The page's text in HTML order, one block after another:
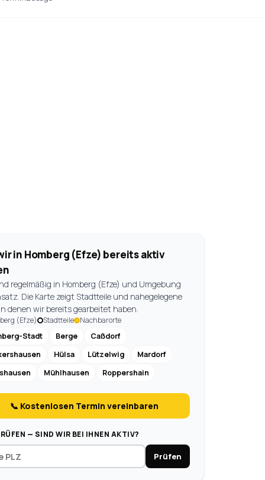
in Homberg (Efze) bereits aktiv
regelmäßig in Homberg (Efze) und Umgebung
Die Karte zeigt Stadtteile und nahegelegene
denen wir bereits gearbeitet haben.
(Efze) Stadtteile
Nachbarorte
Stadt
Berge
Caßdorf
Hülsa Lützelwig
Mardorf
Mühlhausen Roppershain
📞 Kostenlosen Termin vereinbaren
— SIND WIR BEI IHNEN AKTIV?
Prüfen